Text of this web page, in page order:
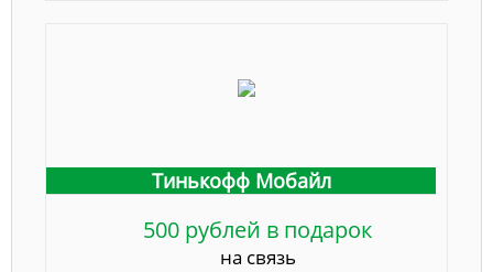
Тинькофф Мобайл
500 рублей в подарок
на связь